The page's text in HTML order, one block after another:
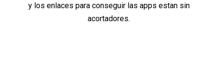
y los enlaces para conseguir las apps estan sin
acortadores.